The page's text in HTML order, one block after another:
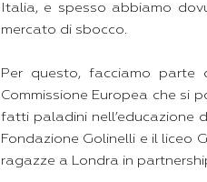
Italia, e spesso abbiamo
mercato di sbocco.​
Per questo, facciamo parte
Commissione Europea che si
fatti paladini nell’educazione
Fondazione Golinelli e il liceo
ragazze a Londra in